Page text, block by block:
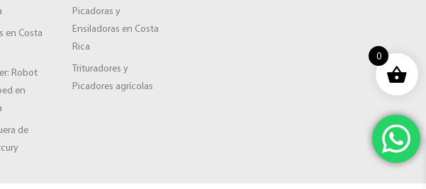
en Costa
Robot
en
de
Picadoras y
Ensiladoras en Costa
Rica
Trituradores y
Picadores agrícolas
0